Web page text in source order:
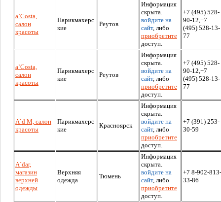
a`Costa,
салон
красоты
Парикмахерс
кие
Реутов
Информация
скрыта.
войдите на
сайт, либо
приобретите
доступ.
+7 (495) 528-
90-12,+7
(495) 528-13-
77
a`Costa,
салон
красоты
Парикмахерс
кие
Реутов
Информация
скрыта.
войдите на
сайт, либо
приобретите
доступ.
+7 (495) 528-
90-12,+7
(495) 528-13-
77
A`d M, салон
красоты
Парикмахерс
кие
Красноярск
Информация
скрыта.
войдите на
сайт, либо
приобретите
доступ.
+7 (391) 253-
30-59
A`dar,
магазин
верхней
одежды
Верхняя
одежда
Тюмень
Информация
скрыта.
войдите на
сайт, либо
приобретите
доступ.
+7 8-902-813-
33-86